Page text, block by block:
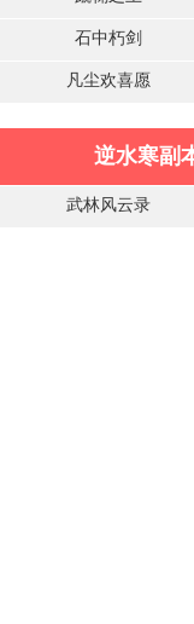
石中朽剑
凡尘欢喜愿
逆水寒副
武林风云录